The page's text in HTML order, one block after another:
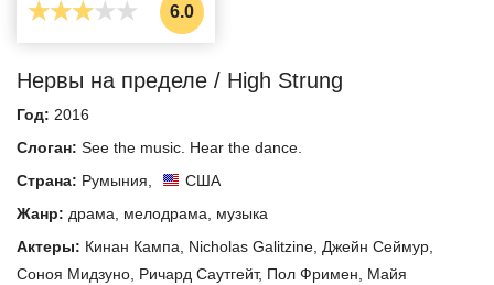
6.0
Нервы на пределе / High Strung
Год: 2016
Слоган: See the music. Hear the dance.
Страна: Румыния
США
Жанр: драма мелодрама
музыка
Актеры: Кинан Кампа Nicholas Galitzine Джейн Сеймур
Соноя Мидзуно Ричард Саутгейт, Пол Фримен
Майя